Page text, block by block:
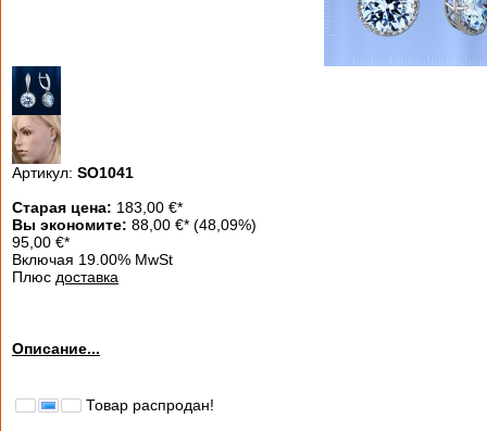
Артикул: SO1041
Старая цена: 183,00 €*
Вы экономите: 88,00 €* (48,09%)
95,00 €*
Включая 19.00% MwSt
Плюс доставка
Описание...
Товар распродан!